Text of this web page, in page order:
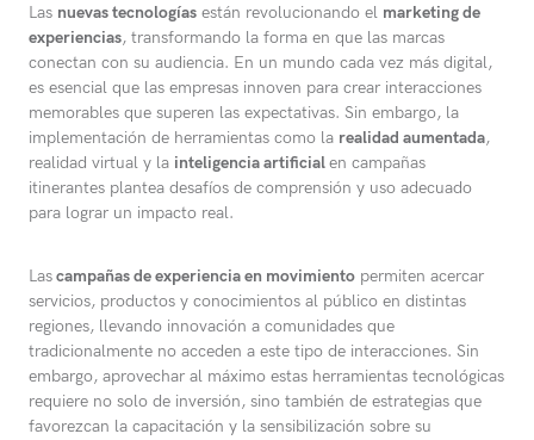
Las nuevas tecnologías están revolucionando el marketing de
experiencias, transformando la forma en que las marcas
conectan con su audiencia. En un mundo cada vez más digital,
es esencial que las empresas innoven para crear interacciones
memorables que superen las expectativas. Sin embargo, la
implementación de herramientas como la realidad aumentada,
realidad virtual y la inteligencia artificialen campañas
itinerantes plantea desafíos de comprensión y uso adecuado
para lograr un impacto real.
Lascampañas de experiencia en movimiento permiten acercar
servicios, productos y conocimientos al público en distintas
regiones, llevando innovación a comunidades que
tradicionalmente no acceden a este tipo de interacciones. Sin
embargo, aprovechar al máximo estas herramientas tecnológicas
requiere no solo de inversión, sino también de estrategias que
favorezcan la capacitación y la sensibilización sobre su